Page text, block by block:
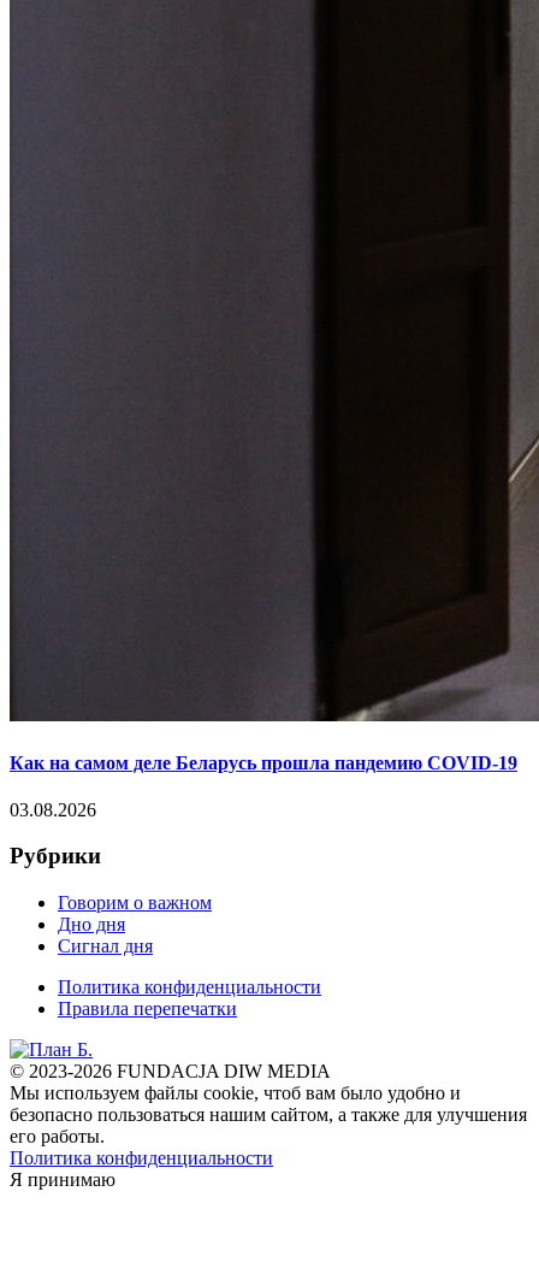
Как на самом деле Беларусь прошла пандемию COVID-19
03.08.2026
Рубрики
Говорим о важном
Дно дня
Сигнал дня
Политика конфиденциальности
Правила перепечатки
© 2023-2026 FUNDACJA DIW MEDIA
Мы используем файлы cookie, чтоб вам было удобно и
безопасно пользоваться нашим сайтом, а также для улучшения
его работы.
Политика конфиденциальности
Я принимаю